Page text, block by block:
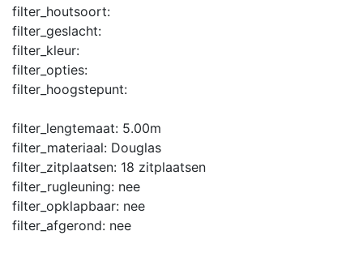
filter_houtsoort:
filter_geslacht:
filter_kleur:
filter_opties:
filter_hoogstepunt:
filter_lengtemaat: 5.00m
filter_materiaal: Douglas
filter_zitplaatsen: 18 zitplaatsen
filter_rugleuning: nee
filter_opklapbaar: nee
filter_afgerond: nee